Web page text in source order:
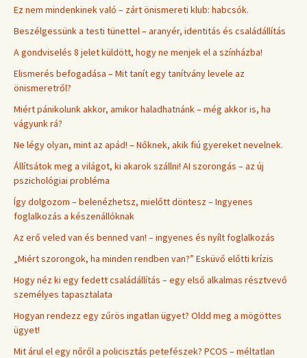
Ez nem mindenkinek való – zárt önismereti klub: habcsók.
Beszélgessünk a testi tünettel – aranyér, identitás és családállítás
A gondviselés 8 jelet küldött, hogy ne menjek el a színházba!
Elismerés befogadása – Mit tanít egy tanítvány levele az
önismeretről?
Miért pánikolunk akkor, amikor haladhatnánk – még akkor is, ha
vágyunk rá?
Ne légy olyan, mint az apád! – Nőknek, akik fiú gyereket nevelnek.
Állítsátok meg a világot, ki akarok szállni! AI szorongás – az új
pszichológiai probléma
Így dolgozom – belenézhetsz, mielőtt döntesz – Ingyenes
foglalkozás a készenállóknak
Az erő veled van és benned van! – ingyenes és nyílt foglalkozás
„Miért szorongok, ha minden rendben van?” Esküvő előtti krízis
Hogy néz ki egy fedett családállítás – egy első alkalmas résztvevő
személyes tapasztalata
Hogyan rendezz egy zűrös ingatlan ügyet? Oldd meg a mögöttes
ügyet!
Mit árul el egy nőről a policisztás petefészek? PCOS – méltatlan